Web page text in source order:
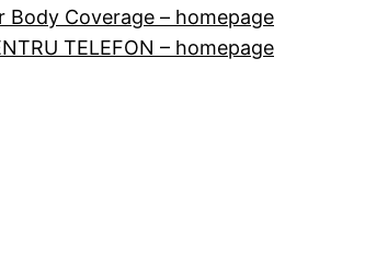
Body Coverage – homepage
TELEFON – homepage